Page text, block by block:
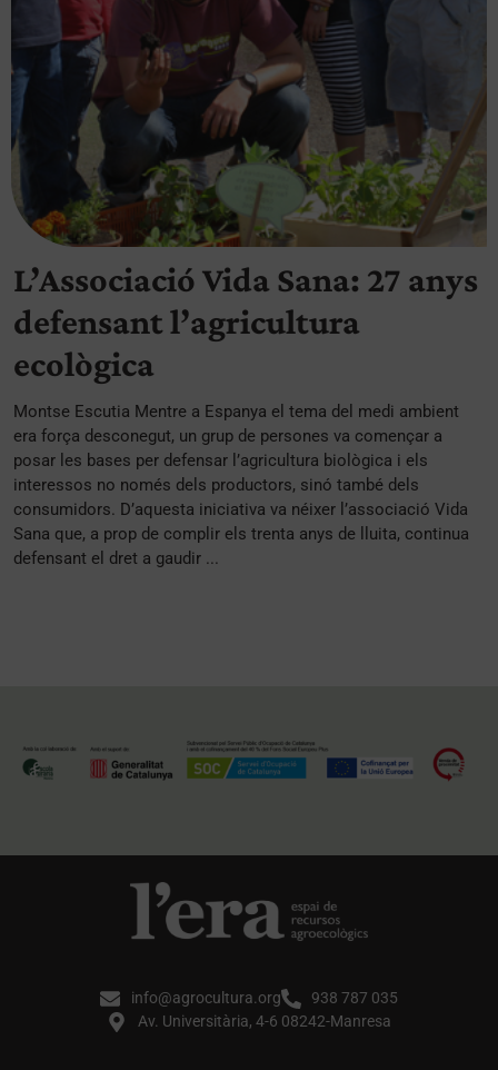
L’Associació Vida Sana: 27 anys
defensant l’agricultura
ecològica
Montse Escutia Mentre a Espanya el tema del medi ambient
era força desconegut, un grup de persones va començar a
posar les bases per defensar l’agricultura biològica i els
interessos no només dels productors, sinó també dels
consumidors. D’aquesta iniciativa va néixer l’associació Vida
Sana que, a prop de complir els trenta anys de lluita, continua
defensant el dret a gaudir ...
info@agrocultura.org
938 787 035
Av. Universitària, 4-6 08242-Manresa